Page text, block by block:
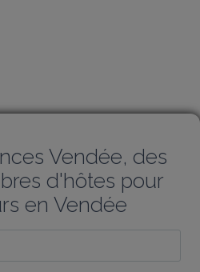
Vendée, des
d'hôtes pour
en Vendée